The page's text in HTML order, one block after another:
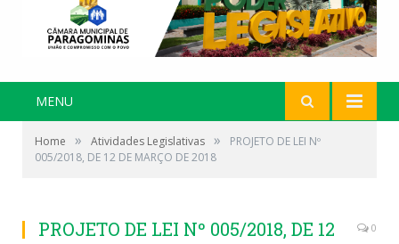
MENU
Home » Atividades Legislativas »
PROJETO DE LEI Nº
005/2018, DE 12 DE MARÇO DE 2018
PROJETO DE LEI Nº 005/2018, DE 12
0